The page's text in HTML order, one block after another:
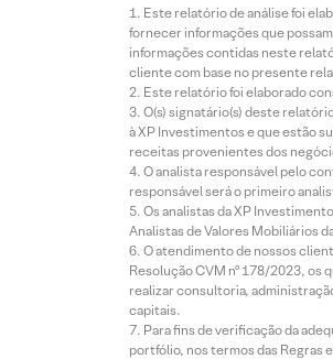
Este relatório de análise foi
fornecer informações que
informações contidas neste
cliente com base no presente
Este relatório foi elaborado
O(s) signatário(s) deste
à XP Investimentos e que estão
receitas provenientes dos
O analista responsável pelo
responsável será o primeiro
Os analistas da XP
Analistas de Valores Mobiliários
O atendimento de nossos
Resolução CVM nº 178/2023, os
realizar consultoria,
capitais.
Para fins de verificação da
portfólio, nos termos das Regras